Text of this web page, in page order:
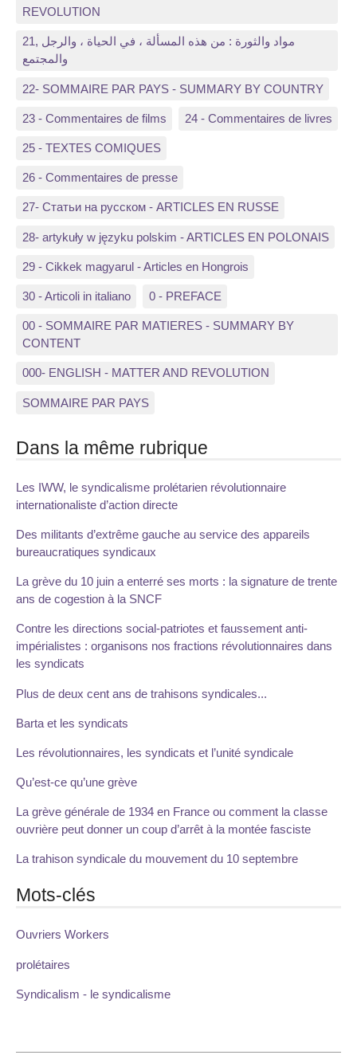
REVOLUTION
21, مواد والثورة : من هذه المسألة ، في الحياة ، والرجل
والمجتمع
22- SOMMAIRE PAR PAYS - SUMMARY BY COUNTRY
23 - Commentaires de films 24 - Commentaires de livres
25 - TEXTES COMIQUES
26 - Commentaires de presse
27- Статьи на русском - ARTICLES EN RUSSE
28- artykuły w języku polskim - ARTICLES EN POLONAIS
29 - Cikkek magyarul - Articles en Hongrois
30 - Articoli in italiano 0 - PREFACE
00 - SOMMAIRE PAR MATIERES - SUMMARY BY
CONTENT
000- ENGLISH - MATTER AND REVOLUTION
SOMMAIRE PAR PAYS
Dans la même rubrique
Les IWW, le syndicalisme prolétarien révolutionnaire
internationaliste d’action directe
Des militants d’extrême gauche au service des appareils
bureaucratiques syndicaux
La grève du 10 juin a enterré ses morts : la signature de trente
ans de cogestion à la SNCF
Contre les directions social-patriotes et faussement anti-
impérialistes : organisons nos fractions révolutionnaires dans
les syndicats
Plus de deux cent ans de trahisons syndicales...
Barta et les syndicats
Les révolutionnaires, les syndicats et l’unité syndicale
Qu’est-ce qu’une grève
La grève générale de 1934 en France ou comment la classe
ouvrière peut donner un coup d’arrêt à la montée fasciste
La trahison syndicale du mouvement du 10 septembre
Mots-clés
Ouvriers Workers
prolétaires
Syndicalism - le syndicalisme